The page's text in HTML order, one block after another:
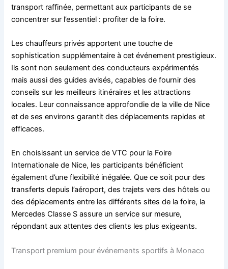
transport raffinée, permettant aux participants de se
concentrer sur l’essentiel : profiter de la foire.
Les chauffeurs privés apportent une touche de
sophistication supplémentaire à cet événement prestigieux.
Ils sont non seulement des conducteurs expérimentés
mais aussi des guides avisés, capables de fournir des
conseils sur les meilleurs itinéraires et les attractions
locales. Leur connaissance approfondie de la ville de Nice
et de ses environs garantit des déplacements rapides et
efficaces.
En choisissant un service de VTC pour la Foire
Internationale de Nice, les participants bénéficient
également d’une flexibilité inégalée. Que ce soit pour des
transferts depuis l’aéroport, des trajets vers des hôtels ou
des déplacements entre les différents sites de la foire, la
Mercedes Classe S assure un service sur mesure,
répondant aux attentes des clients les plus exigeants.
Transport premium pour événements sportifs à Monaco